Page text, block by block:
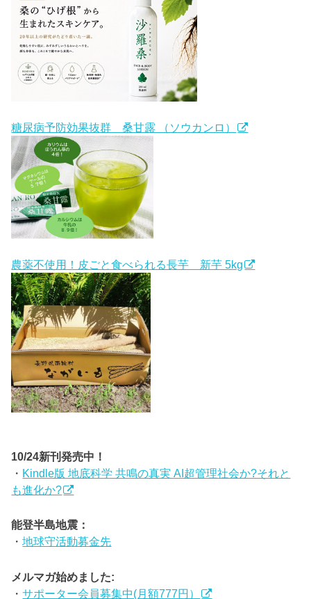
糖尿病予防効果抜群 桑甘露 （ソウカンロ）
農薬不使用！皮ごと食べられる長芋 新芋 5kg
10/24新刊発売中！
・ Kindle版 地底科学 共鳴の真実 AI超管理社会か?それと
も進化か?
能登半島地震：
・地球守活動募金先
メルマガ始めました:
・サポーター会員募集中(月額777円）